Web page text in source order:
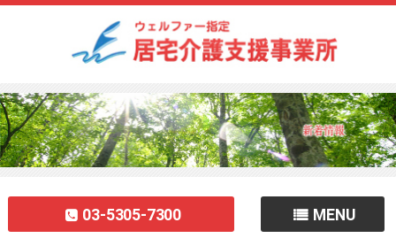
03-5305-7300 MENU